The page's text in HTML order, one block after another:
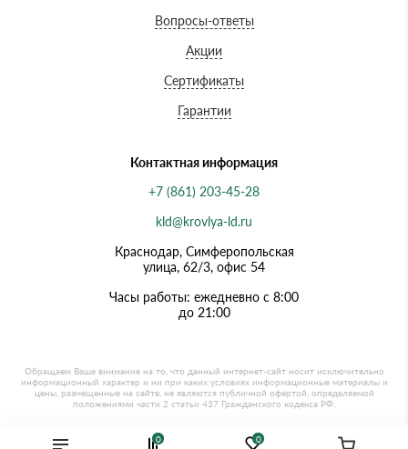
0
0
Вопросы-ответы
Акции
Сертификаты
Гарантии
Контактная информация
+7 (861) 203-45-28
kld@krovlya-ld.ru
Краснодар, Симферопольская
улица, 62/3, офис 54
Часы работы: ежедневно с 8:00
до 21:00